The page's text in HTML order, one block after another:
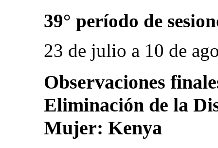
39° período de
23 de julio a 10 de
Observaciones
Eliminación de la
Mujer: Kenya